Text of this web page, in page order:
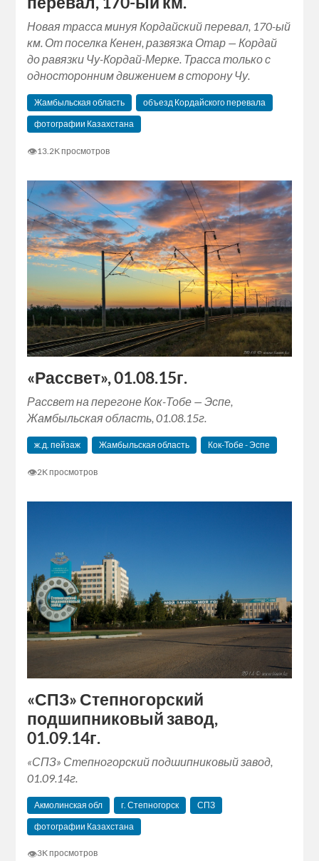
Новая трасса минуя Кордайский перевал, 170-ый
км. От поселка Кенен, развязка Отар — Кордай
до равязки Чу-Кордай-Мерке. Трасса только с
односторонним движением в сторону Чу.
Жамбыльская область
объезд Кордайского перевала
фотографии Казахстана
👁13.2K просмотров
«Рассвет», 01.08.15г.
Рассвет на перегоне Кок-Тобе — Эспе,
Жамбыльская область, 01.08.15г.
ж.д. пейзаж Жамбыльская область Кок-Тобе - Эспе
👁2K просмотров
«СПЗ» Степногорский
подшипниковый завод,
01.09.14г.
«СПЗ» Степногорский подшипниковый завод,
01.09.14г.
Акмолинская обл г. Степногорск
СПЗ
фотографии Казахстана
👁3K просмотров